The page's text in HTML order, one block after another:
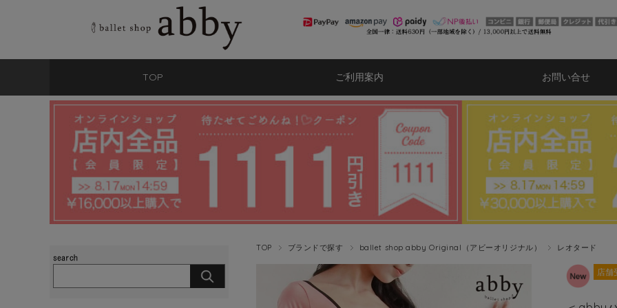
TOP ご利用案内 お問い合せ
TOP ブランドで探す ballet shop abby Original（アビーオリジナル） レオタード
店舗